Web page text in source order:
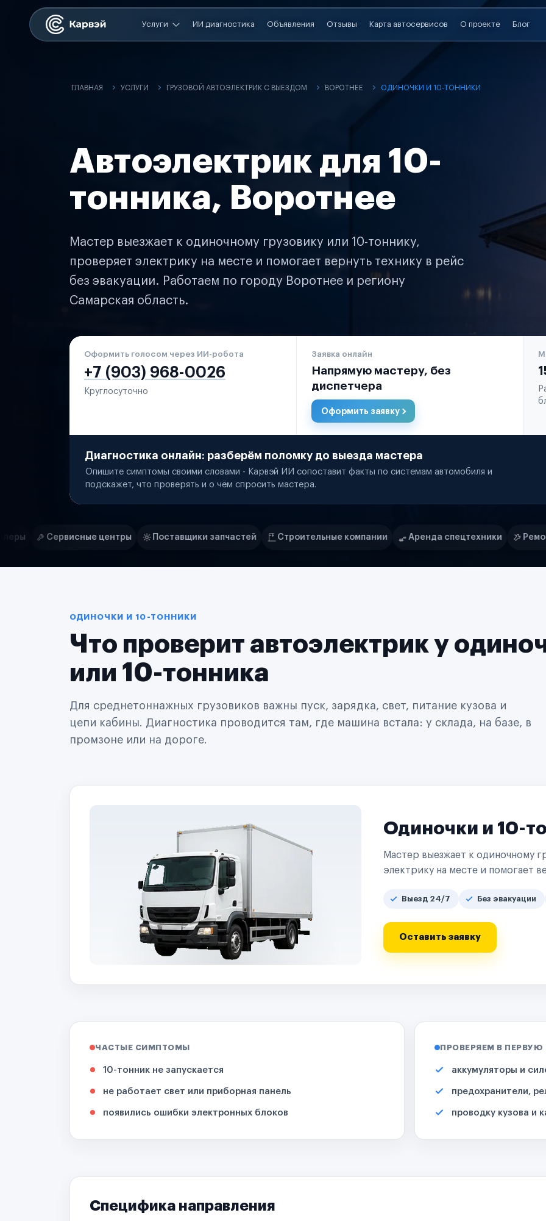
Услуги ИИ диагностика Объявления Отзывы Карта автосервисов О проекте Блог
ГЛАВНАЯ УСЛУГИ ГРУЗОВОЙ АВТОЭЛЕКТРИК С ВЫЕЗДОМ ВОРОТНЕЕ ОДИНОЧКИ И 10-ТОННИКИ
Автоэлектрик для 10-
тонника, Воротнее
Мастер выезжает к одиночному грузовику или 10-тоннику,
проверяет электрику на месте и помогает вернуть технику в рейс
без эвакуации. Работаем по городу Воротнее и региону
Самарская область.
Оформить голосом через ИИ-робота
+7 (903) 968-0026
Круглосуточно
Заявка онлайн
Напрямую мастеру, без
диспетчера
Оформить заявку
Диагностика онлайн: разберём поломку до выезда мастера
Опишите симптомы своими словами - Карвэй ИИ сопоставит факты по системам автомобиля и
подскажет, что проверять и о чём спросить мастера.
Нам доверяют
центры Поставщики запчастей Строительные компании Аренда спецтехники Ремонт спецтехники
Маркетплейсы
Логистические компании
Поставщики запчастей
Строительные компании
Ремонт спецтехники
Управляющие компании
Страховые компании
B2B-дистрибьюторы
ОДИНОЧКИ И 10-ТОННИКИ
Что проверит автоэлектрик у
или 10-тонника
Для среднетоннажных грузовиков важны пуск, зарядка, свет, питание кузова и
цепи кабины. Диагностика проводится там, где машина встала: у склада, на базе, в
промзоне или на дороге.
Одиночки и 10-
Мастер выезжает к одиночному
электрику на месте и помогает
Выезд 24/7 Без эвакуации
Оставить заявку
ЧАСТЫЕ СИМПТОМЫ
10-тонник не запускается
не работает свет или приборная панель
появились ошибки электронных блоков
ПРОВЕРЯЕМ В ПЕРВУЮ
аккумуляторы и
предохранители,
проводку кузова и
Специфика направления